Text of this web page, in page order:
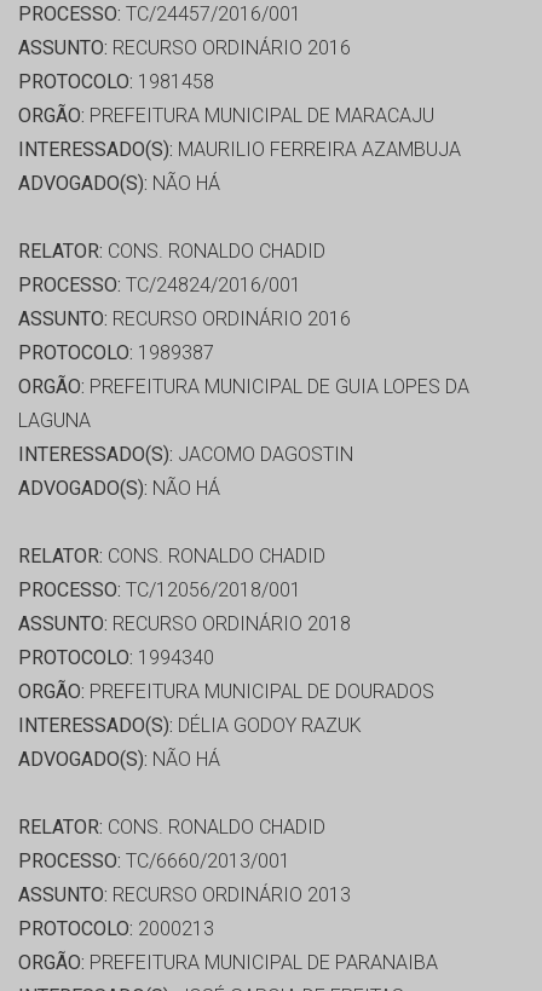
PROCESSO: TC/24457/2016/001
ASSUNTO: RECURSO ORDINÁRIO 2016
PROTOCOLO: 1981458
ORGÃO: PREFEITURA MUNICIPAL DE MARACAJU
INTERESSADO(S): MAURILIO FERREIRA AZAMBUJA
ADVOGADO(S): NÃO HÁ
RELATOR: CONS. RONALDO CHADID
PROCESSO: TC/24824/2016/001
ASSUNTO: RECURSO ORDINÁRIO 2016
PROTOCOLO: 1989387
ORGÃO: PREFEITURA MUNICIPAL DE GUIA LOPES DA
LAGUNA
INTERESSADO(S): JACOMO DAGOSTIN
ADVOGADO(S): NÃO HÁ
RELATOR: CONS. RONALDO CHADID
PROCESSO: TC/12056/2018/001
ASSUNTO: RECURSO ORDINÁRIO 2018
PROTOCOLO: 1994340
ORGÃO: PREFEITURA MUNICIPAL DE DOURADOS
INTERESSADO(S): DÉLIA GODOY RAZUK
ADVOGADO(S): NÃO HÁ
RELATOR: CONS. RONALDO CHADID
PROCESSO: TC/6660/2013/001
ASSUNTO: RECURSO ORDINÁRIO 2013
PROTOCOLO: 2000213
ORGÃO: PREFEITURA MUNICIPAL DE PARANAIBA